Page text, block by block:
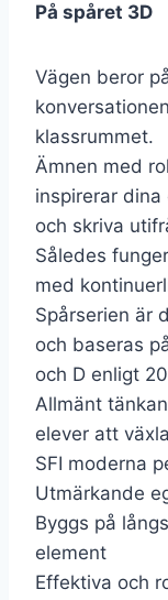
På spåret 3D
Vägen beror
klassrummet.
Ämnen med
inspirerar
och skriva
Således
med
Spårserien är
och baseras
och D enligt
Allmänt
elever att
SFI moderna
Utmärkande
Byggs på
element
Effektiva och